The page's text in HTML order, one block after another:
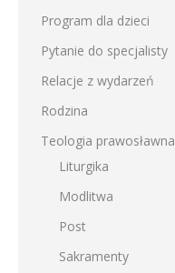
Program dla dzieci
Pytanie do specjalisty
Relacje z wydarzeń
Rodzina
Teologia prawosławna
Liturgika
Modlitwa
Post
Sakramenty